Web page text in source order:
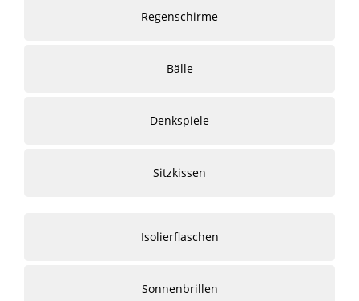
Regenschirme
Bälle
Denkspiele
Sitzkissen
Isolierflaschen
Sonnenbrillen